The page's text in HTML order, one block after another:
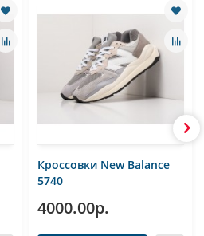
Кроссовки New Balance
5740
4000.00р.